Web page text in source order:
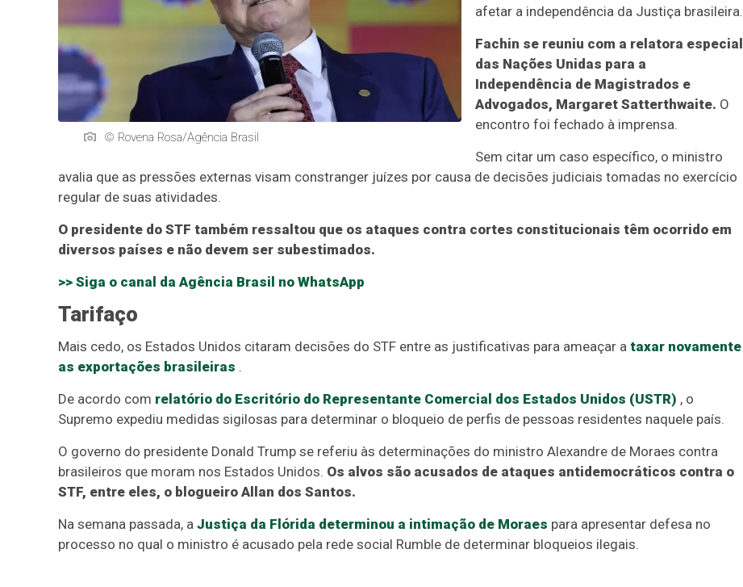
© Rovena Rosa/Agência Brasil
afetar a independência da Justiça brasileira.
Fachin se reuniu com a relatora especial
das Nações Unidas para a
Independência de Magistrados e
Advogados, Margaret Satterthwaite. O
encontro foi fechado à imprensa.
Sem citar um caso específico, o ministro
avalia que as pressões externas visam constranger juízes por causa de decisões judiciais tomadas no exercício
regular de suas atividades.
O presidente do STF também ressaltou que os ataques contra cortes constitucionais têm ocorrido em
diversos países e não devem ser subestimados.
>> Siga o canal da Agência Brasil no WhatsApp
Tarifaço
Mais cedo, os Estados Unidos citaram decisões do STF entre as justificativas para ameaçar a taxar novamente
as exportações brasileiras .
De acordo com relatório do Escritório do Representante Comercial dos Estados Unidos (USTR) , o
Supremo expediu medidas sigilosas para determinar o bloqueio de perfis de pessoas residentes naquele país.
O governo do presidente Donald Trump se referiu às determinações do ministro Alexandre de Moraes contra
brasileiros que moram nos Estados Unidos. Os alvos são acusados de ataques antidemocráticos contra o
STF, entre eles, o blogueiro Allan dos Santos.
Na semana passada, a Justiça da Flórida determinou a intimação de Moraes para apresentar defesa no
processo no qual o ministro é acusado pela rede social Rumble de determinar bloqueios ilegais.